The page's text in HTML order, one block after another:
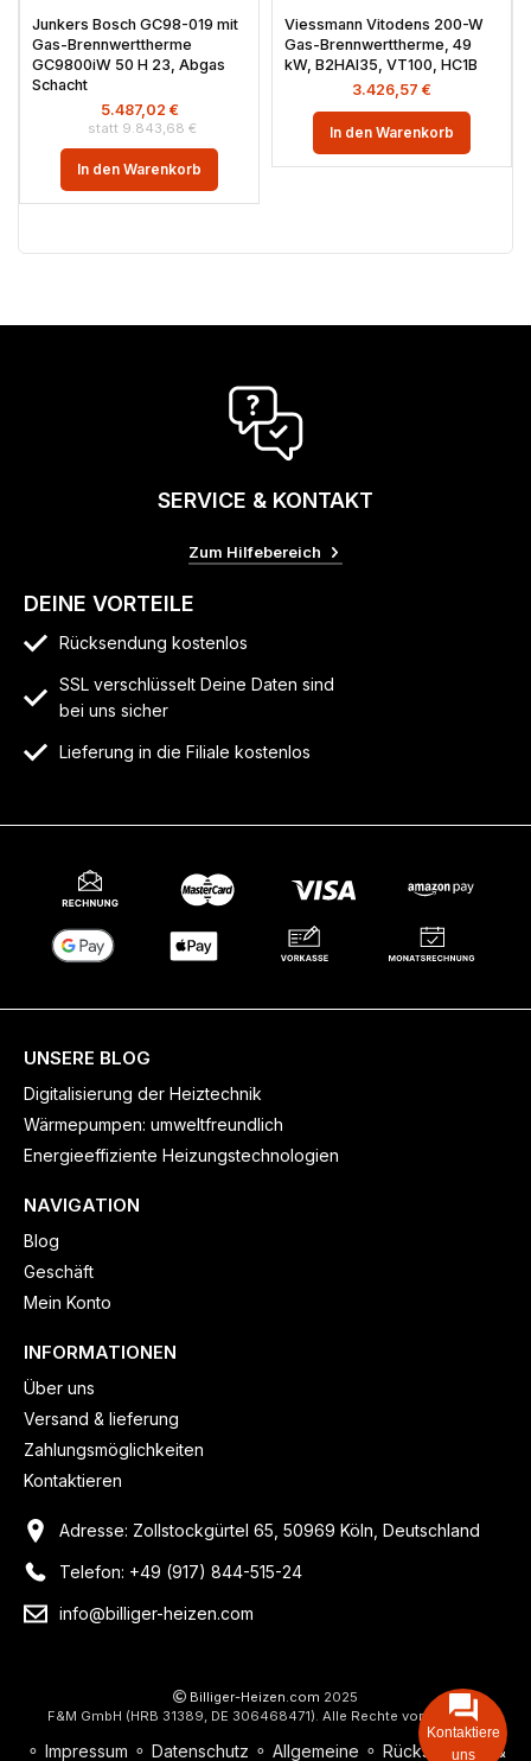
Junkers Bosch GC98-019 mit
Gas-Brennwerttherme
GC9800iW 50 H 23, Abgas
Schacht
9.843,68 €
5.487,02 €
In den Warenkorb
Viessmann Vitodens 200-W
Gas-Brennwerttherme, 49
kW, B2HAI35, VT100, HC1B
3.426,57 €
In den Warenkorb
SERVICE & KONTAKT
Zum Hilfebereich
DEINE VORTEILE
Rücksendung kostenlos
SSL verschlüsselt Deine Daten sind
bei uns sicher
Lieferung in die Filiale kostenlos
UNSERE BLOG
Digitalisierung der Heiztechnik
Wärmepumpen: umweltfreundlich
Energieeffiziente Heizungstechnologien
NAVIGATION
Blog
Geschäft
Mein Konto
INFORMATIONEN
Über uns
Versand & lieferung
Zahlungsmöglichkeiten
Kontaktieren
Adresse: Zollstockgürtel 65, 50969 Köln, Deutschland
Telefon: +49 (917) 844-515-24
info@billiger-heizen.com
Billiger-Heizen.com 2025
F&M GmbH (HRB 31389, DE 306468471). Alle Rechte vorbehalten.
⚬ Impressum ⚬ Datenschutz ⚬ Allgemeine ⚬ Rücksendung &
Kontaktiere
uns